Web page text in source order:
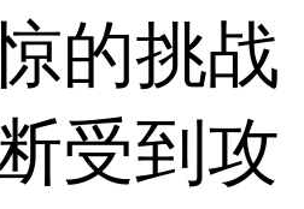
的挑战
受到攻